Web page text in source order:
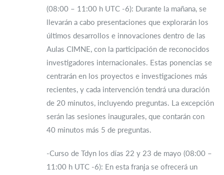
(08:00 – 11:00 h UTC -6): Durante la mañana, se
llevarán a cabo presentaciones que explorarán los
últimos desarrollos e innovaciones dentro de las
Aulas CIMNE, con la participación de reconocidos
investigadores internacionales. Estas ponencias se
centrarán en los proyectos e investigaciones más
recientes, y cada intervención tendrá una duración
de 20 minutos, incluyendo preguntas. La excepción
serán las sesiones inaugurales, que contarán con
40 minutos más 5 de preguntas.
-Curso de Tdyn los días 22 y 23 de mayo (08:00 –
11:00 h UTC -6): En esta franja se ofrecerá un